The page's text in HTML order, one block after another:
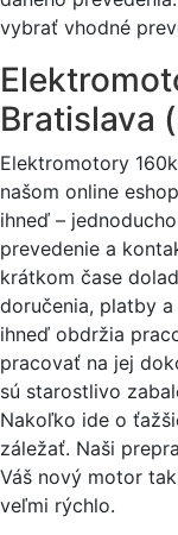
vybrať vhodné
Bratislava
Elektromotory
našom online
ihneď –
prevedenie a
krátkom čase
doručenia, platby
ihneď obdržia
pracovať na jej
sú starostlivo
Nakoľko ide o
záležať. Naši
Váš nový motor
veľmi rýchlo.